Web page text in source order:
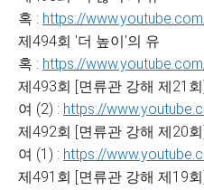
혹 : https://
제494회 '더 높이'의 유
혹 : https://
제493회 [면류관 강해 제21
여 (2) : https://
제492회 [면류관 강해 제20
여 (1) : https://
제491회 [면류관 강해 제19